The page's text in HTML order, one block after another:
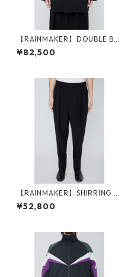
【RAINMAKER】DOUBLE BR
EASTED LONG JACKET_BLAC
K
¥82,500
【RAINMAKER】SHIRRING T
ROUSERS_BLACK
¥52,800